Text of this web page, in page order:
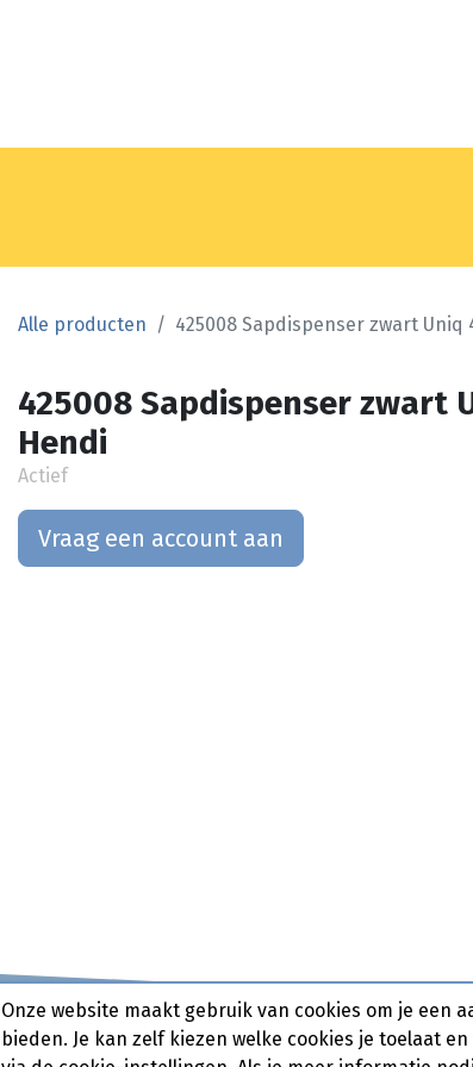
Alle producten 425008 Sapdispenser zwart Uniq
425008 Sapdispenser zwart
Hendi
Actief
Vraag een account aan
Onze website maakt gebruik van cookies om je een
bieden. Je kan zelf kiezen welke cookies je toelaat